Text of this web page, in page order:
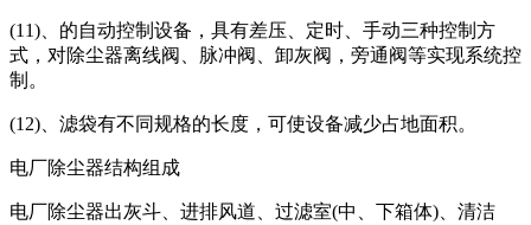
(11)、的自动控制设备，具有差压、定时、手动三种控制方
式，对除尘器离线阀、脉冲阀、卸灰阀，旁通阀等实现系统控
制。
(12)、滤袋有不同规格的长度，可使设备减少占地面积。
电厂除尘器结构组成
电厂除尘器出灰斗、进排风道、过滤室(中、下箱体)、清洁